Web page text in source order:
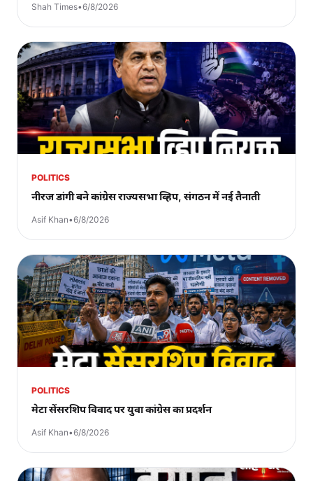
Shah Times•6/8/2026
POLITICS
नीरज डांगी बने कांग्रेस राज्यसभा व्हिप, संगठन में नई तैनाती
Asif Khan•6/8/2026
POLITICS
मेटा सेंसरशिप विवाद पर युवा कांग्रेस का प्रदर्शन
Asif Khan•6/8/2026